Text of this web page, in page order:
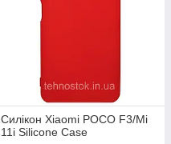
Силікон Xiaomi POCO F3/Mi
11i Silicone Case